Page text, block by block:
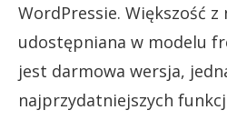
WordPressie. Większość
udostępniana w modelu
jest darmowa wersja,
najprzydatniejszych